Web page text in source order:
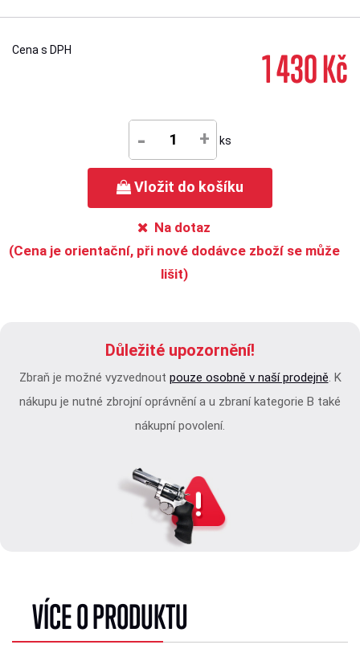
Cena s DPH 1 430 Kč
- + ks
Vložit do košíku
Na dotaz
(Cena je orientační, při nové dodávce zboží se může
lišit)
Důležité upozornění!
Zbraň je možné vyzvednout pouze osobně v naší prodejně . K
nákupu je nutné zbrojní oprávnění a u zbraní kategorie B také
nákupní povolení.
VÍCE O PRODUKTU